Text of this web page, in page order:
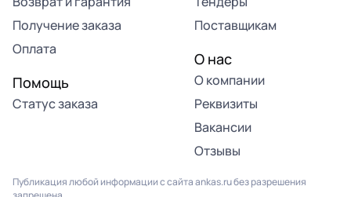
Получение заказа
Оплата
Помощь
Статус заказа
Поставщикам
О нас
О компании
Реквизиты
Вакансии
Отзывы
Публикация любой информации с сайта ankas.ru без разрешения